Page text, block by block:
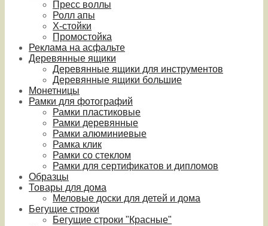
Пресс воллы
Ролл апы
Х-стойки
Промостойка
Реклама на асфальте
Деревянные ящики
Деревянные ящики для инструментов
Деревянные ящики большие
Монетницы
Рамки для фотографий
Рамки пластиковые
Рамки деревянные
Рамки алюминиевые
Рамка клик
Рамки со стеклом
Рамки для сертификатов и дипломов
Образцы
Товары для дома
Меловые доски для детей и дома
Бегущие строки
Бегущие строки "Красные"